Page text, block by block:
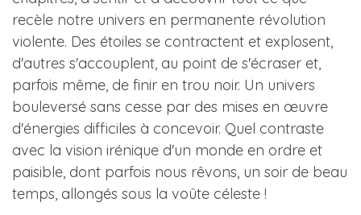
recèle notre univers en permanente révolution
violente. Des étoiles se contractent et explosent,
d'autres s'accouplent, au point de s'écraser et,
parfois même, de finir en trou noir. Un univers
bouleversé sans cesse par des mises en œuvre
d'énergies difficiles à concevoir. Quel contraste
avec la vision irénique d'un monde en ordre et
paisible, dont parfois nous rêvons, un soir de beau
temps, allongés sous la voûte céleste !